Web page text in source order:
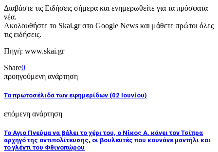
Διαβάστε τις Ειδήσεις σήμερα και ενημερωθείτε για τα πρόσφατα
νέα.
Ακολουθήστε το Skai.gr στο Google News και μάθετε πρώτοι όλες
τις ειδήσεις.
Πηγή: www.skai.gr
Share0
προηγούμενη ανάρτηση
Τα πρωτοσέλιδα των εφημερίδων (02 Ιουνίου)
επόμενη ανάρτηση
Το Αγιο Πνεύμα να βάλει το χέρι του, ο Νίκος Α. κάνει τον Τσίπρα
αρχηγό της αντιπολίτευσης, οι βουλευτές που κουνάνε μαντήλι και
το γλέντι του Φθινοπώρου